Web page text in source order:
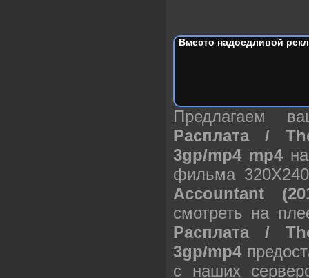
Вместо надоедливой
Предлагаем
Расплата /
3gp/mp4 mp4
фильма
Accountant
смотреть на
Расплата /
3gp/mp4
с наших